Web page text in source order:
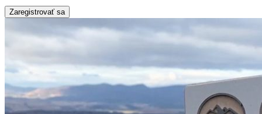
Zaregistrovať sa